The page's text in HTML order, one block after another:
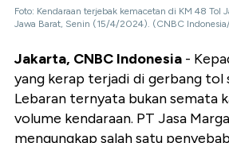
Foto: Kendaraan terjebak kemacetan di KM 48 Tol
Jawa Barat, Senin (15/4/2024). (CNBC
Jakarta, CNBC Indonesia -
yang kerap terjadi di gerbang tol
Lebaran ternyata bukan semata
volume kendaraan. PT Jasa
mengungkap salah satu